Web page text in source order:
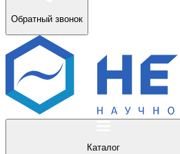
Обратный звонок
Каталог